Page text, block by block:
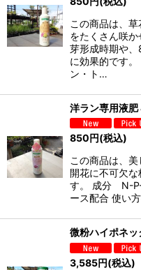
この商品は、
をたくさん咲
芽形成時期や
に効果的です
ン・ト…
洋ラン専用液
850円(税込)
この商品は、
開花に不可欠な
す。 成分 N-
ース配合 使い
微粉ハイポネ
3,585円(税込)